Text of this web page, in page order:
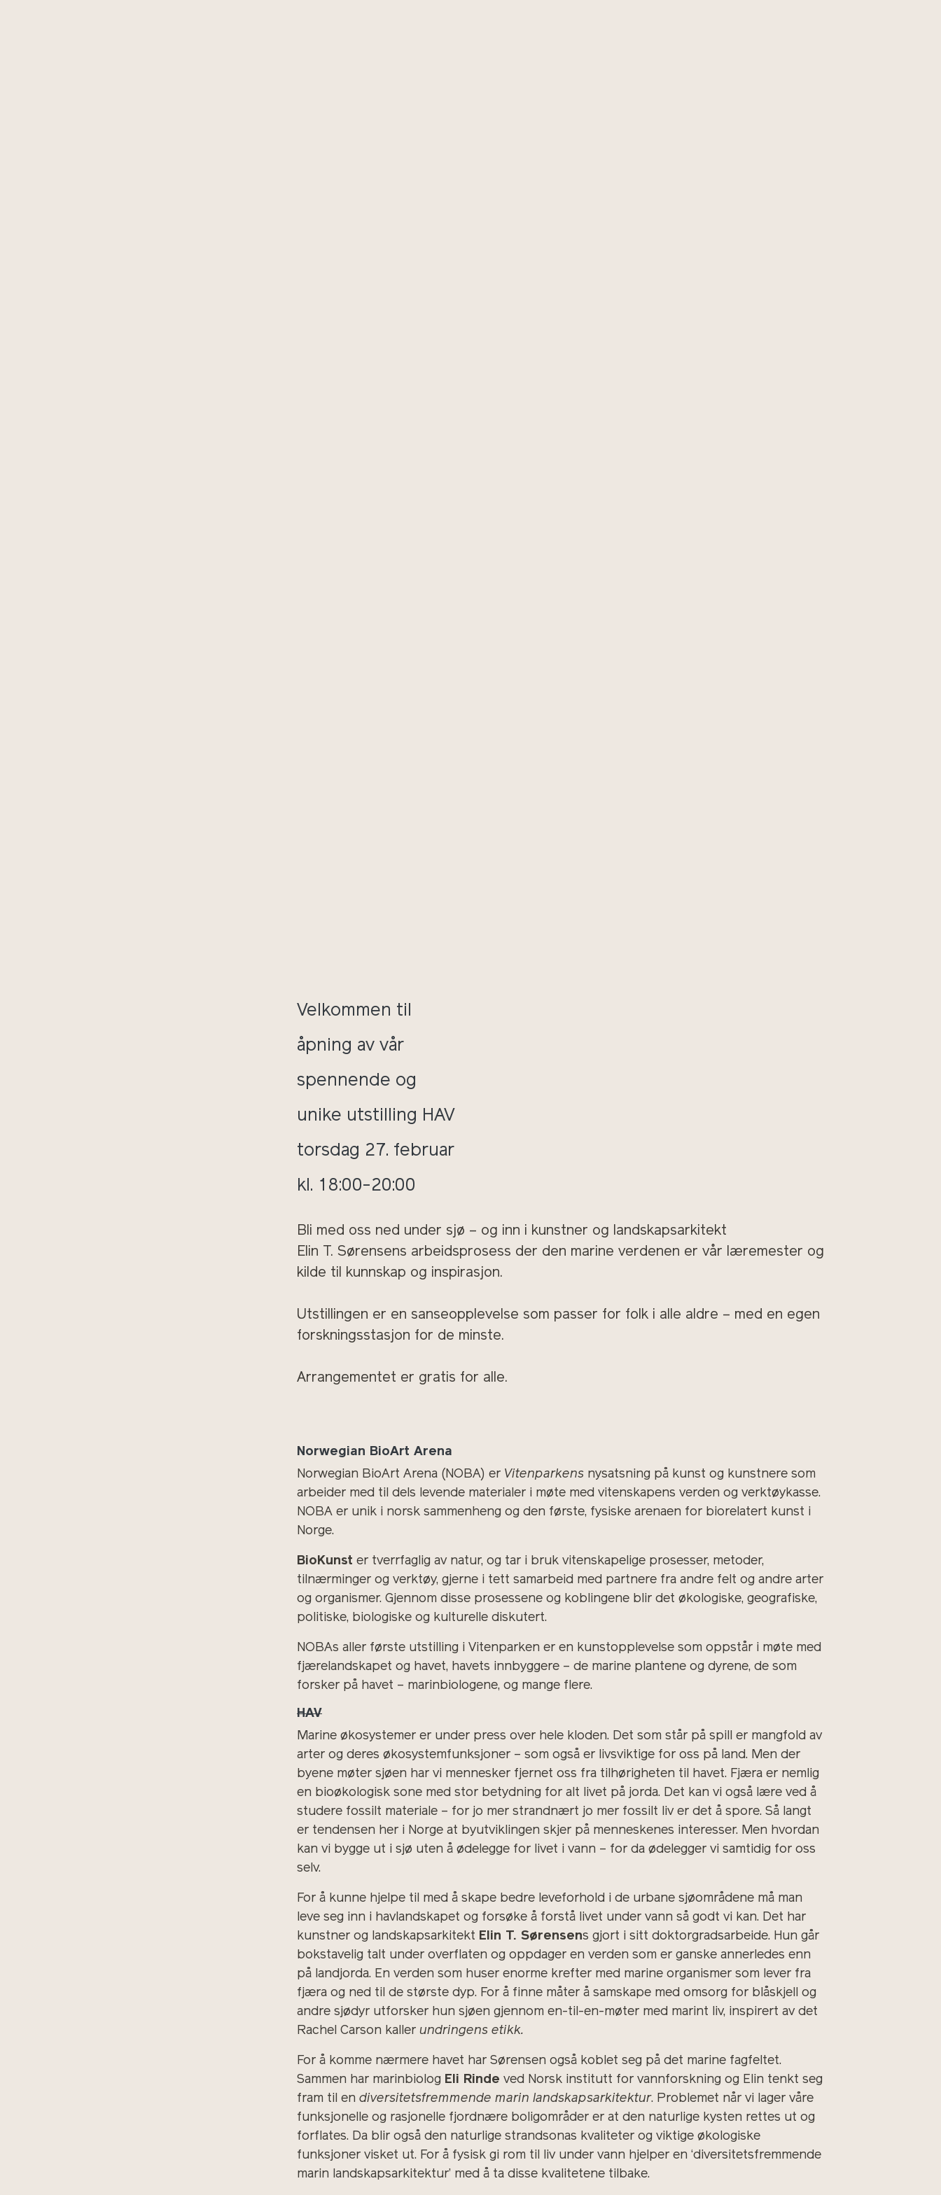
Velkommen til
åpning av vår
spennende og
unike utstilling HAV
torsdag 27. februar
kl. 18:00-20:00
Bli med oss ned under sjø – og inn i kunstner og landskapsarkitekt
Elin T. Sørensens arbeidsprosess der den marine verdenen er vår læremester og
kilde til kunnskap og inspirasjon.
Utstillingen er en sanseopplevelse som passer for folk i alle aldre – med en egen
forskningsstasjon for de minste.
Arrangementet er gratis for alle.
Norwegian BioArt Arena
Norwegian BioArt Arena (NOBA) er Vitenparkens nysatsning på kunst og kunstnere som
arbeider med til dels levende materialer i møte med vitenskapens verden og verktøykasse.
NOBA er unik i norsk sammenheng og den første, fysiske arenaen for biorelatert kunst i
Norge.
BioKunst er tverrfaglig av natur, og tar i bruk vitenskapelige prosesser, metoder,
tilnærminger og verktøy, gjerne i tett samarbeid med partnere fra andre felt og andre arter
og organismer. Gjennom disse prosessene og koblingene blir det økologiske, geografiske,
politiske, biologiske og kulturelle diskutert.
NOBAs aller første utstilling i Vitenparken er en kunstopplevelse som oppstår i møte med
fjærelandskapet og havet, havets innbyggere – de marine plantene og dyrene, de som
forsker på havet – marinbiologene, og mange flere.
HAV
Marine økosystemer er under press over hele kloden. Det som står på spill er mangfold av
arter og deres økosystemfunksjoner – som også er livsviktige for oss på land. Men der
byene møter sjøen har vi mennesker fjernet oss fra tilhørigheten til havet. Fjæra er nemlig
en bioøkologisk sone med stor betydning for alt livet på jorda. Det kan vi også lære ved å
studere fossilt materiale – for jo mer strandnært jo mer fossilt liv er det å spore. Så langt
er tendensen her i Norge at byutviklingen skjer på menneskenes interesser. Men hvordan
kan vi bygge ut i sjø uten å ødelegge for livet i vann – for da ødelegger vi samtidig for oss
selv.
For å kunne hjelpe til med å skape bedre leveforhold i de urbane sjøområdene må man
leve seg inn i havlandskapet og forsøke å forstå livet under vann så godt vi kan. Det har
kunstner og landskapsarkitekt Elin T. Sørensens gjort i sitt doktorgradsarbeide. Hun går
bokstavelig talt under overflaten og oppdager en verden som er ganske annerledes enn
på landjorda. En verden som huser enorme krefter med marine organismer som lever fra
fjæra og ned til de største dyp. For å finne måter å samskape med omsorg for blåskjell og
andre sjødyr utforsker hun sjøen gjennom en-til-en-møter med marint liv, inspirert av det
Rachel Carson kaller undringens etikk.
For å komme nærmere havet har Sørensen også koblet seg på det marine fagfeltet.
Sammen har marinbiolog Eli Rinde ved Norsk institutt for vannforskning og Elin tenkt seg
fram til en diversitetsfremmende marin landskapsarkitektur. Problemet når vi lager våre
funksjonelle og rasjonelle fjordnære boligområder er at den naturlige kysten rettes ut og
forflates. Da blir også den naturlige strandsonas kvaliteter og viktige økologiske
funksjoner visket ut. For å fysisk gi rom til liv under vann hjelper en ‘diversitetsfremmende
marin landskapsarkitektur’ med å ta disse kvalitetene tilbake.